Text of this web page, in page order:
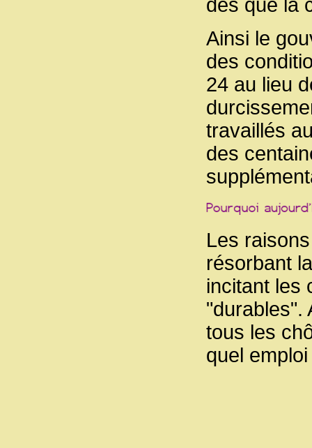
dès que la
Ainsi le
des
24 au lieu
travaillés
des
Les
résorbant
incitant les
"durables".
tous les
quel